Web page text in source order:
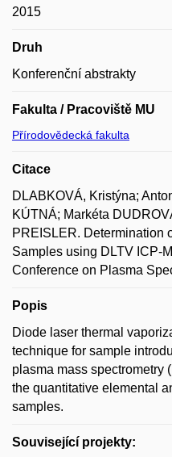
2015
Druh
Konferenční abstrakty
Fakulta / Pracoviště MU
Přírodovědecká fakulta
Citace
DLABKOVÁ, Kristýna;
KÚTNÁ; Markéta
PREISLER. Determination
Samples using DLTV ICP-
Conference on Plasma
Popis
Diode laser thermal
technique for sample
plasma mass spectrometry
the quantitative elemental
samples.
Související projekty: